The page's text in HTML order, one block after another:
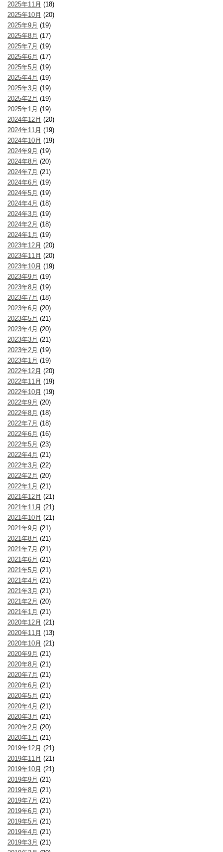
2025年11月 (18)
2025年10月 (20)
2025年9月 (19)
2025年8月 (17)
2025年7月 (19)
2025年6月 (17)
2025年5月 (19)
2025年4月 (19)
2025年3月 (19)
2025年2月 (19)
2025年1月 (19)
2024年12月 (20)
2024年11月 (19)
2024年10月 (19)
2024年9月 (19)
2024年8月 (20)
2024年7月 (21)
2024年6月 (19)
2024年5月 (19)
2024年4月 (18)
2024年3月 (19)
2024年2月 (18)
2024年1月 (19)
2023年12月 (20)
2023年11月 (20)
2023年10月 (19)
2023年9月 (19)
2023年8月 (19)
2023年7月 (18)
2023年6月 (20)
2023年5月 (21)
2023年4月 (20)
2023年3月 (21)
2023年2月 (19)
2023年1月 (19)
2022年12月 (20)
2022年11月 (19)
2022年10月 (19)
2022年9月 (20)
2022年8月 (18)
2022年7月 (18)
2022年6月 (16)
2022年5月 (23)
2022年4月 (21)
2022年3月 (22)
2022年2月 (20)
2022年1月 (21)
2021年12月 (21)
2021年11月 (21)
2021年10月 (21)
2021年9月 (21)
2021年8月 (21)
2021年7月 (21)
2021年6月 (21)
2021年5月 (21)
2021年4月 (21)
2021年3月 (21)
2021年2月 (20)
2021年1月 (21)
2020年12月 (21)
2020年11月 (13)
2020年10月 (21)
2020年9月 (21)
2020年8月 (21)
2020年7月 (21)
2020年6月 (21)
2020年5月 (21)
2020年4月 (21)
2020年3月 (21)
2020年2月 (20)
2020年1月 (21)
2019年12月 (21)
2019年11月 (21)
2019年10月 (21)
2019年9月 (21)
2019年8月 (21)
2019年7月 (21)
2019年6月 (21)
2019年5月 (21)
2019年4月 (21)
2019年3月 (21)